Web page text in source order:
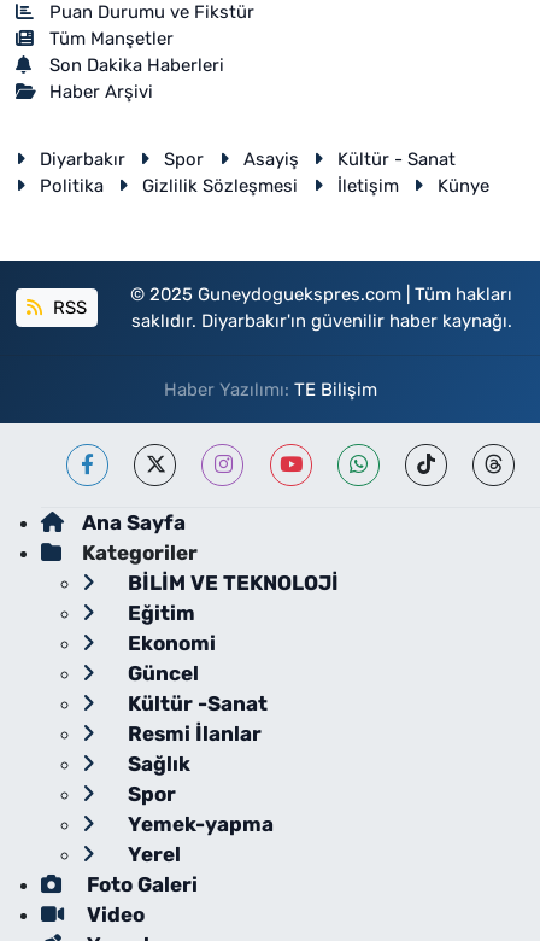
Puan Durumu ve Fikstür
Tüm Manşetler
Son Dakika Haberleri
Haber Arşivi
Diyarbakır Spor Asayiş
Kültür - Sanat
Politika
Gizlilik Sözleşmesi İletişim Künye
RSS
© 2025 Guneydoguekspres.com | Tüm hakları
saklıdır. Diyarbakır'ın güvenilir haber kaynağı.
Haber Yazılımı: TE Bilişim
Ana Sayfa
Kategoriler
BİLİM VE TEKNOLOJİ
Eğitim
Ekonomi
Güncel
Kültür -Sanat
Resmi İlanlar
Sağlık
Spor
Yemek-yapma
Yerel
Foto Galeri
Video